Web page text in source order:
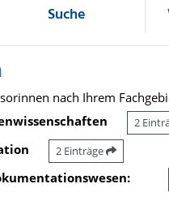
Suche
nach Ihrem
2
2 Einträge